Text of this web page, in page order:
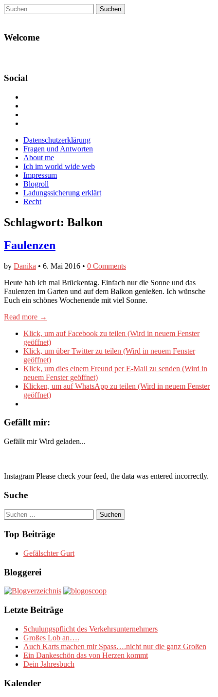
Suchen
nach:
Welcome
Social
Facebook
anzeigen
Twitter
anzeigen
auf
Instagram
anzeigen
Main
menu
Skip
content
Datenschutzerklärung
Fragen und Antworten
About me
Ich im world wide web
Impressum
Blogroll
Ladungssicherung erklärt
Recht
Schlagwort: Balkon
Faulenzen
by Danika • 6. Mai 2016 • 0 Comments
Heute hab ich mal Brückentag. Einfach nur die Sonne und das
Faulenzen im Garten und auf dem Balkon genießen. Ich wünsche
Euch ein schönes Wochenende mit viel Sonne.
Read more →
Klick, um auf Facebook zu teilen (Wird in neuem Fenster
geöffnet)
Klick, um über Twitter zu teilen (Wird in neuem Fenster
geöffnet)
Klick, um dies einem Freund per E-Mail zu senden (Wird in
neuem Fenster geöffnet)
Klicken, um auf WhatsApp zu teilen (Wird in neuem Fenster
geöffnet)
Gefällt mir:
Gefällt mir Wird geladen...
Instagram Please check your feed, the data was entered incorrectly.
Suche
Suchen
nach:
Top Beiträge
Gefälschter Gurt
Bloggerei
Letzte Beiträge
Schulungspflicht des Verkehrsunternehmers
Großes Lob an….
Auch Karts machen mir Spass….nicht nur die ganz Großen
Ein Dankeschön das von Herzen kommt
Dein Jahresbuch
Kalender